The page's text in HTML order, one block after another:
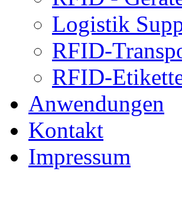
Logistik
RFID-
RFID-
Anwendungen
Kontakt
Impressum